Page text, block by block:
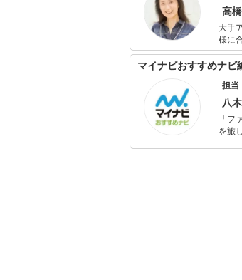
高
大手
様に
カラー
おり
マイナビおすすめナビ
担当
八
「フ
を旅